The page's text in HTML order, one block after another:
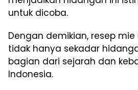
untuk dicoba.
Dengan demikian, resep
tidak hanya sekadar
bagian dari sejarah dan
Indonesia.